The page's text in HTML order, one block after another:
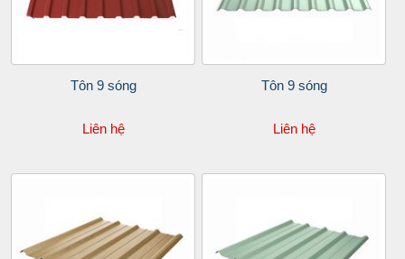
Tôn 9 sóng
Liên hệ
Tôn 9 sóng
Liên hệ